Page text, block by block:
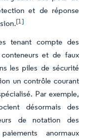
et de réponse
[1]
tenant compte des
et de faux
les piles de sécurité
un contrôle courant
Par exemple,
désormais des
de notation des
anormaux